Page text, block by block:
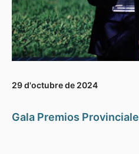
29 d'octubre de 2024
Gala Premios